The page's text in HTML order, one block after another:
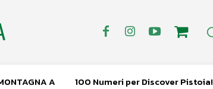
A 100 Numeri per Discover Pistoia!